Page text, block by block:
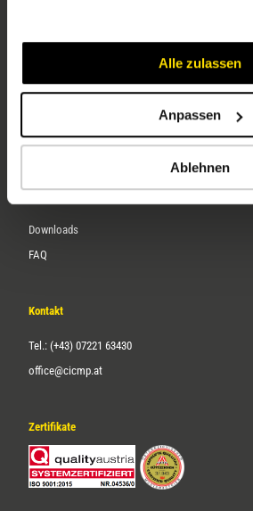
Alle zulassen
Anpassen
Ablehnen
Karriere
Downloads
FAQ
Kontakt
Tel.: (+43) 07221 63430
office@cicmp.at
Zertifikate